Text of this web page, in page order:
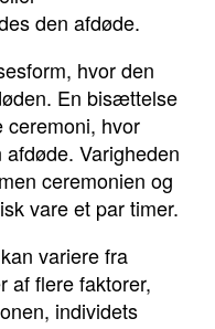
den afdøde.
hvor den
En bisættelse
ceremoni, hvor
Varigheden
ceremonien og
vare et par timer.
variere fra
af flere faktorer,
individets